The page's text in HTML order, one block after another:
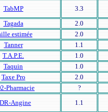
TabMP
3.3
Tagada
2.0
estimée
2.0
Tanner
1.1
T.A.P.E.
1.0
Taquin
1.0
Taxe Pro
2.0
Pharmacie
?
Angine
1.1